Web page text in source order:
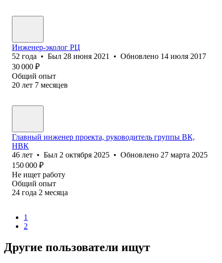
Инженер-эколог РЦ
52 года • Был 28 июня 2021 • Обновлено 14 июля 2017
30 000 ₽
Общий опыт
20 лет 7 месяцев
Главный инженер проекта, руководитель группы ВК,
НВК
46 лет • Был 2 октября 2025 • Обновлено 27 марта 2025
150 000 ₽
Не ищет работу
Общий опыт
24 года 2 месяца
1
2
Другие пользователи ищут